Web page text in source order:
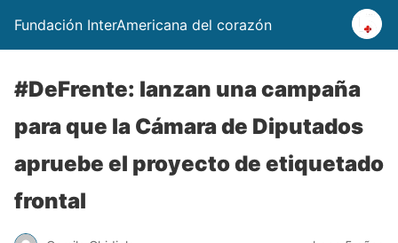
Fundación InterAmericana del corazón
#DeFrente: lanzan una campaña
para que la Cámara de Diputados
apruebe el proyecto de etiquetado
frontal